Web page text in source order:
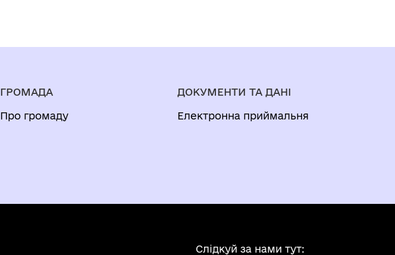
ГРОМАДА
Про громаду
ДОКУМЕНТИ ТА ДАНІ
Електронна приймальня
Слідкуй за нами тут: